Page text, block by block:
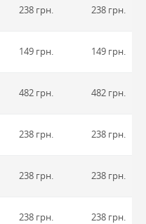
238 грн. 238 грн.
149 грн. 149 грн.
482 грн. 482 грн.
238 грн. 238 грн.
238 грн. 238 грн.
238 грн. 238 грн.